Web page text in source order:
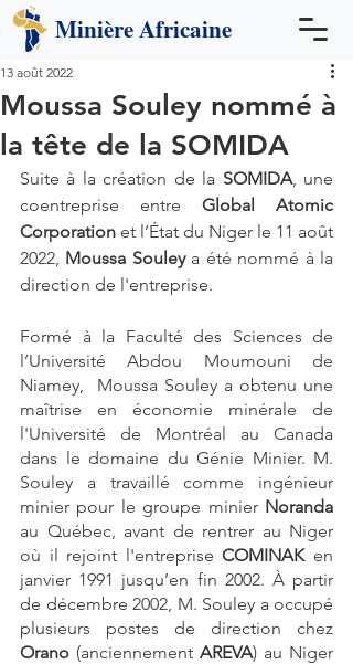
MinièreAfricaine
Moussa Souley nommé à
la tête de la SOMIDA
13 août 2022
Suite à la création de la SOMIDA, une
coentreprise entre Global Atomic
Corporation et l’État du Niger le 11 août
2022, Moussa Souley a été nommé à la
direction de l'entreprise.
Formé à la Faculté des Sciences de
l’Université Abdou Moumouni de
Niamey,  Moussa Souley a obtenu une
maîtrise en économie minérale de
l'Université de Montréal au Canada
dans le domaine du Génie Minier. M.
Souley a travaillé comme ingénieur
minier pour le groupe minier Noranda
au Québec, avant de rentrer au Niger
où il rejoint l'entreprise COMINAK en
janvier 1991 jusqu’en fin 2002. À partir
de décembre 2002, M. Souley a occupé
Orano (anciennement AREVA) au Niger